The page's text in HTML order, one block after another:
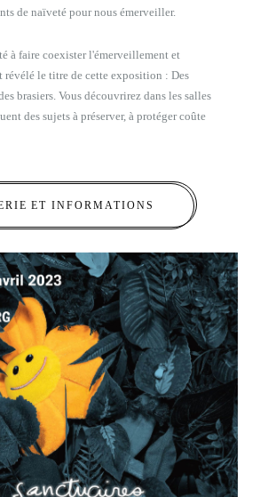
de naïveté pour nous émerveiller.
à faire coexister l'émerveillement et
révélé le titre de cette exposition : Des
brasiers. Vous découvrirez dans les salles
des sujets à préserver, à protéger coûte
ET INFORMATIONS